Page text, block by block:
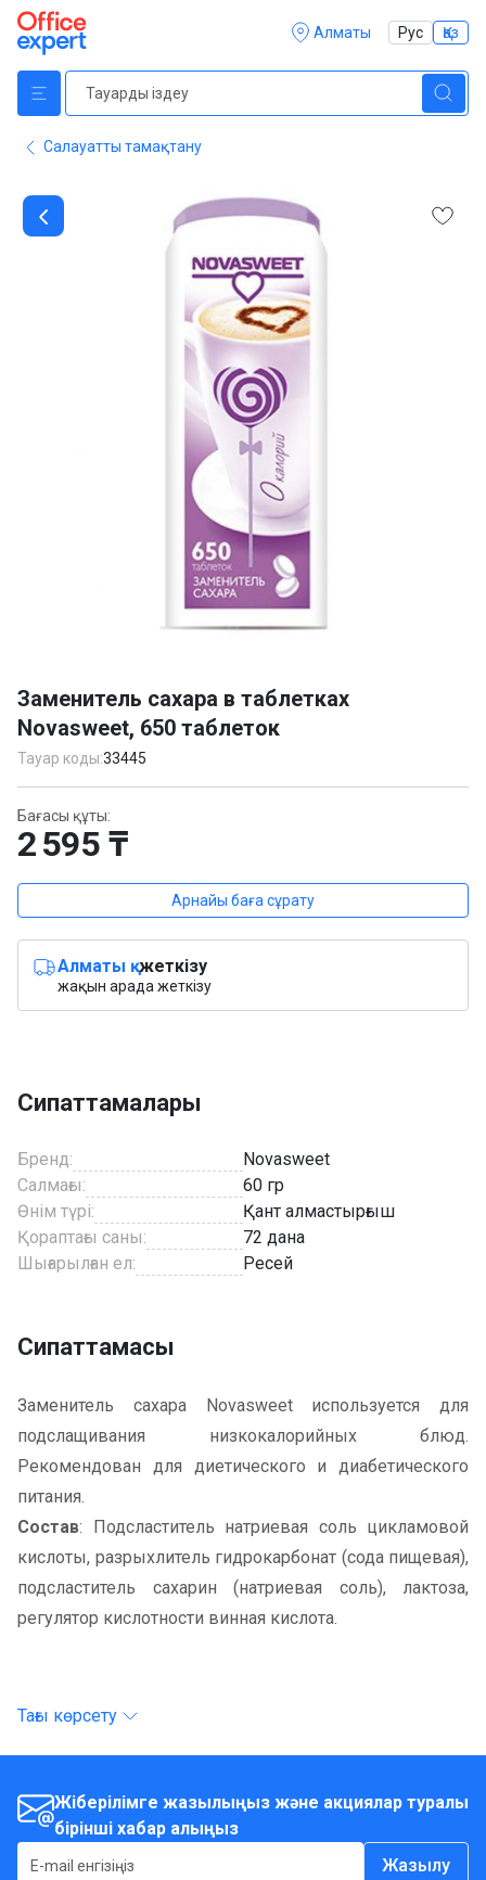
Алматы Рус Қаз
Салауатты тамақтану
of
1
Заменитель сахара в таблетках
Novasweet, 650 таблеток
Тауар коды:33445
Бағасы құты:
2 595 ₸
Арнайы баға сұрату
Алматы қ.жеткізу
жақын арада жеткізу
Сипаттамалары
Бренд:
Novasweet
Салмағы:
60 гр
Өнім түрі:
Қант алмастырғыш
Қораптағы саны:
72 дана
Шығарылған ел:
Ресей
Сипаттамасы
Заменитель сахара Novasweet используется для
подслащивания низкокалорийных блюд.
Рекомендован для диетического и диабетического
питания.
Состав: Подсластитель натриевая соль цикламовой
кислоты, разрыхлитель гидрокарбонат (сода пищевая),
подсластитель сахарин (натриевая соль), лактоза,
регулятор кислотности винная кислота.
Тағы көрсету
Жіберілімге жазылыңыз және акциялар туралы
бірінші хабар алыңыз
Жазылу